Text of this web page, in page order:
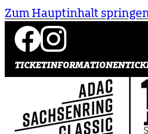
Zum Hauptinhalt
TICKETINFORMATIONEN